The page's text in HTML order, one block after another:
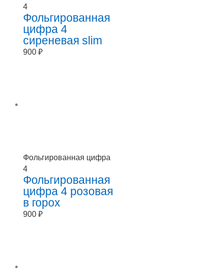
4
Фольгированная
цифра 4
сиреневая slim
900 ₽
Фольгированная цифра
4
Фольгированная
цифра 4 розовая
в горох
900 ₽